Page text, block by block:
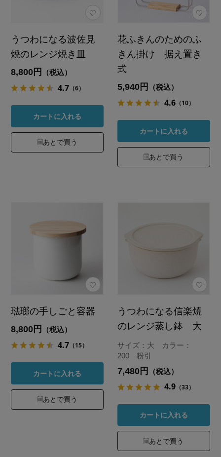
うつわになる波佐見
焼のレンジ焼き皿
8,800円 （税込）
4.7 （6）
カートに入れる
あとで買う
花ふきんのためのふ
きん掛け 据え置き
式
5,940円 （税込）
4.6 （10）
カートに入れる
あとで買う
琺瑯の手しごと容器
8,800円 （税込）
4.7 （15）
カートに入れる
あとで買う
うつわになる信楽焼
のレンジ蒸し鉢 大
サイズ：大 カラー：
200 粉引
7,480円 （税込）
4.9 （33）
カートに入れる
あとで買う